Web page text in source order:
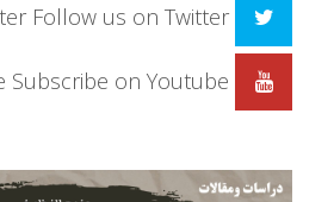
Follow us on Twitter
Subscribe on Youtube